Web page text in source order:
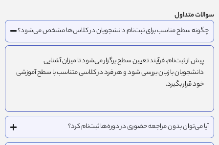
سوالات متداول
چگونه سطح مناسب برای ثبت‌نام دانشجویان در کلاس‌ها مشخص می‌شود؟
پیش از ثبت‌نام، فرآیند تعیین سطح برگزار می‌شود تا میزان آشنایی
دانشجویان با زبان بررسی شود و هر فرد در کلاسی متناسب با سطح آموزشی
خود قرار بگیرد.
آیا می‌توان بدون مراجعه حضوری در دوره‌ها ثبت‌نام کرد؟